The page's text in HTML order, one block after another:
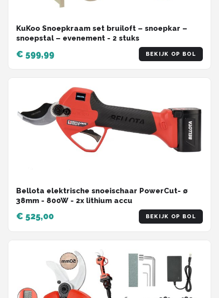
KuKoo Snoepkraam set bruiloft – snoepkar –
snoepstal – evenement - 2 stuks
€ 599,99 BEKIJK OP BOL
Bellota elektrische snoeischaar PowerCut- ∅
38mm - 800W - 2x lithium accu
€ 525,00 BEKIJK OP BOL